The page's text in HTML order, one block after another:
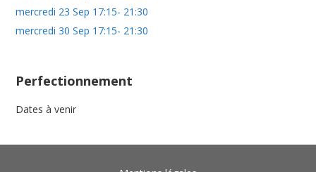
mercredi 23 Sep 17:15- 21:30
mercredi 30 Sep 17:15- 21:30
Perfectionnement
Dates à venir